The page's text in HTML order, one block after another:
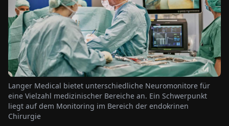
NEWS
ÜBER
UNS
EN DEFR
Langer Medical bietet unterschiedliche Neuromonitore für
eine Vielzahl medizinischer Bereiche an. Ein Schwerpunkt
liegt auf dem Monitoring im Bereich der endokrinen
Chirurgie